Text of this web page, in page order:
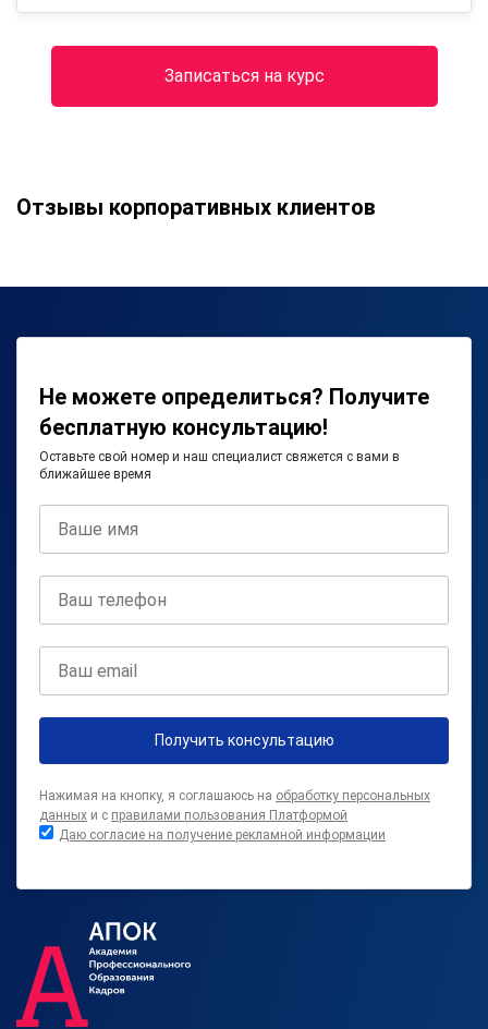
Записаться на курс
Отзывы корпоративных клиентов
Не можете определиться? Получите
бесплатную консультацию!
Оставьте свой номер и наш специалист свяжется с вами в
ближайшее время
Получить консультацию
Нажимая на кнопку, я соглашаюсь на обработку персональных
данных и с правилами пользования Платформой
Даю согласие на получение рекламной информации